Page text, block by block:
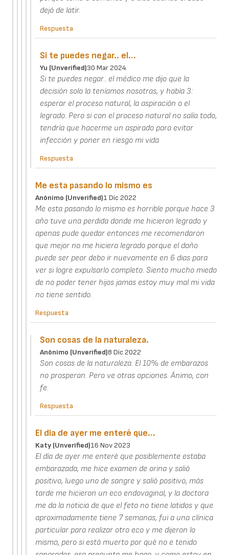
dejó de latir.
Respuesta
Si te puedes negar.. el…
Yu (unverified)30 Mar 2024
Si te puedes negar.. el médico me dijo que la
decisión solo la teníamos nosotras, y había 3:
esperar el proceso natural, la aspiración o el
legrado. Pero si con el proceso natural no salía todo,
tendría que hacerme un aspirado para evitar
infección y poner en riesgo mi vida
Respuesta
Me esta pasando lo mismo es
Anónimo (unverified)1 Dic 2022
Me esta pasando lo mismo es horrible porque hace 3
año tuve una perdida donde me hicieron legrado y
apenas pude quedar entonces me recomendaron
que mejor no me hiciera legrado porque el daño
puede ser peor debo ir nuevamente en 6 dias para
ver si logre expulsarlo completo. Siento mucho miedo
de no poder tener hijos jamas estoy muy mal mi vida
no tiene sentido.
Respuesta
Son cosas de la naturaleza.
Anónimo (unverified)8 Dic 2022
Son cosas de la naturaleza. El 10% de embarazos
no prosperan. Pero ve otras opciones. Ánimo, con
fe.
Respuesta
El día de ayer me enteré que…
Katy (unverified)16 Nov 2023
El día de ayer me enteré que posiblemente estaba
embarazada, me hice examen de orina y salió
positivo, luego uno de sangre y salió positivo, más
tarde me hicieron un eco endovaginal, y la doctora
me da la noticia de que el feto no tiene latidos y que
aproximadamente tiene 7 semanas, fui a una clínica
particular para realizar otro eco y me dijeron lo
mismo, pero si está muerto por qué no e tenido